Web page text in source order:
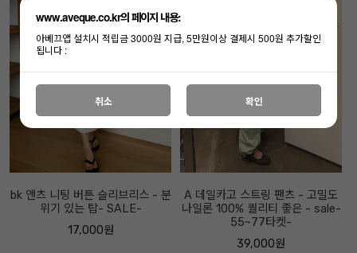
bk 앤츠 니팅 버튼 슬리브리스 - 분
위기 있는 탑- SALE-
17,000원
A 데일카고 스트링 팬츠 - 고밀도
나일론 100% 퀄리티 좋은 - sale-
55~77타켓-
39,000원
www.aveque.co.kr의 페이지 내용:
아베끄앱 설치시 적립금 3000원 지급, 5만원이상 결제시 500원 추가할인
됩니다 :
취소 확인